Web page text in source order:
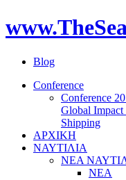
Blog
Conference
Conference
Global Impact
Shipping
ΑΡΧΙΚΗ
ΝΑΥΤΙΛΙΑ
ΝΕΑ
ΝΕΑ